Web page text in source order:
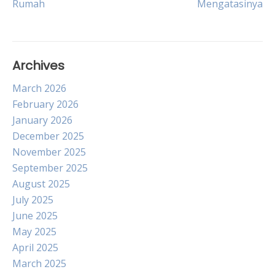
Rumah
Mengatasinya
Archives
March 2026
February 2026
January 2026
December 2025
November 2025
September 2025
August 2025
July 2025
June 2025
May 2025
April 2025
March 2025